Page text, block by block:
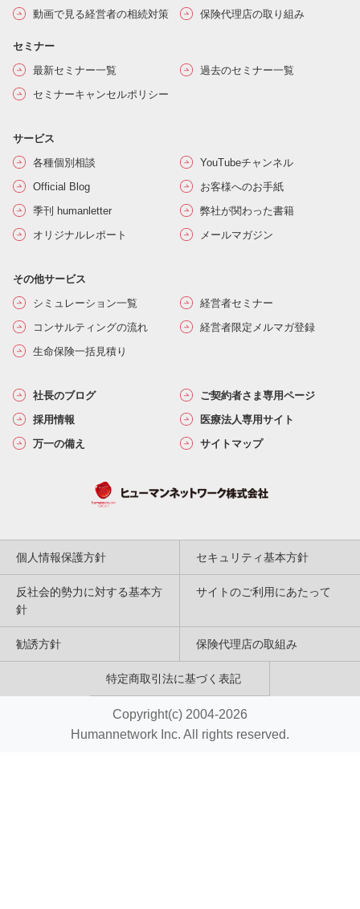
動画で見る経営者の相続対策
保険代理店の取り組み
セミナー
最新セミナー一覧
過去のセミナー一覧
セミナーキャンセルポリシー
サービス
各種個別相談
YouTubeチャンネル
Official Blog
お客様へのお手紙
季刊 humanletter
弊社が関わった書籍
オリジナルレポート
メールマガジン
その他サービス
シミュレーション一覧
経営者セミナー
コンサルティングの流れ
経営者限定メルマガ登録
生命保険一括見積り
社長のブログ
ご契約者さま専用ページ
採用情報
医療法人専用サイト
万一の備え
サイトマップ
個人情報保護方針 セキュリティ基本方針
反社会的勢力に対する基本方
針
サイトのご利用にあたって
勧誘方針 保険代理店の取組み
特定商取引法に基づく表記
Copyright(c) 2004-2026
Humannetwork Inc. All rights reserved.